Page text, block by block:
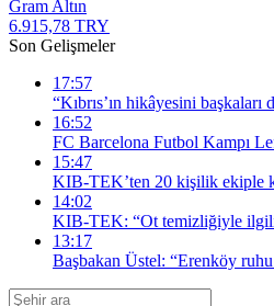
Gram Altın
6.915,78 TRY
Son Gelişmeler
17:57
“Kıbrıs’ın hikâyesini başkaları
16:52
FC Barcelona Futbol Kampı
15:47
KIB-TEK’ten 20 kişilik ekiple
14:02
KIB-TEK: “Ot temizliğiyle
13:17
Başbakan Üstel: “Erenköy